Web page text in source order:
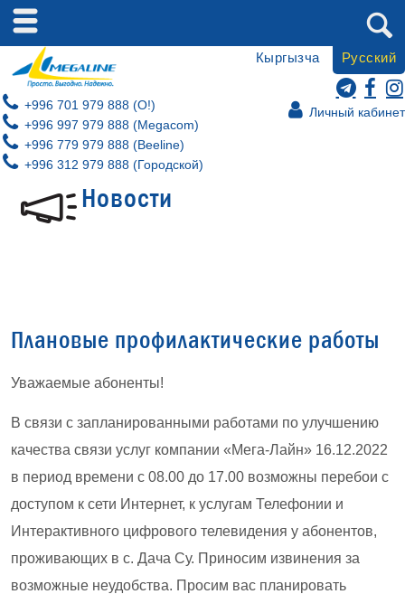
Личный кабинет
+996 701 979 888 (O!)
+996 997 979 888 (Megacom)
+996 779 979 888 (Beeline)
+996 312 979 888 (Городской)
Кыргызча Русский
Новости
Плановые профилактические работы
Уважаемые абоненты!
В связи с запланированными работами по улучшению
качества связи услуг компании «Мега-Лайн» 16.12.2022
в период времени с 08.00 до 17.00 возможны перебои с
доступом к сети Интернет, к услугам Телефонии и
Интерактивного цифрового телевидения у абонентов,
проживающих в с. Дача Су. Приносим извинения за
возможные неудобства. Просим вас планировать